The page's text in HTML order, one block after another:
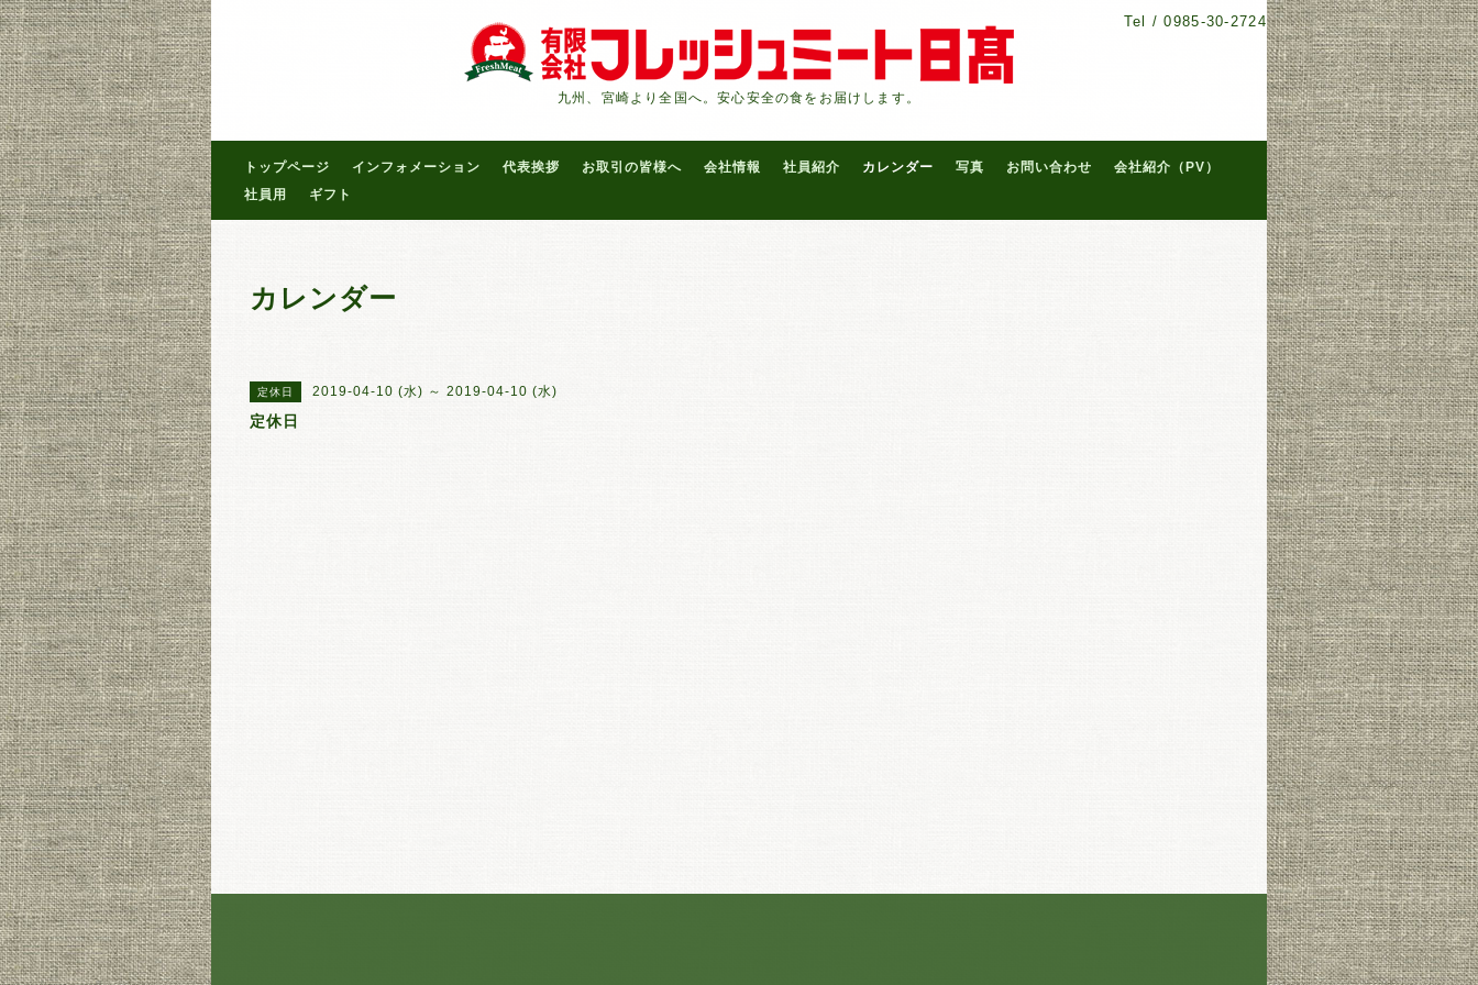
Tel /0985-30-2724
九州、宮崎より全国へ。安心安全の食をお届けします。
トップページ インフォメーション 代表挨拶 お取引の皆様へ 会社情報 社員紹介 カレンダー 写真 お問い合わせ
会社紹介（PV）
社員用
ギフト
カレンダー
定休日 2019-04-10 (水) ～ 2019-04-10 (水)
定休日